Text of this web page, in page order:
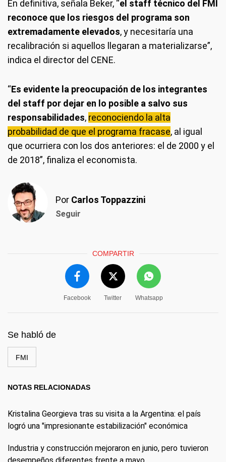
En definitiva, señala Beker, “el staff técnico del FMI
reconoce que los riesgos del programa son
extremadamente elevados, y necesitaría una
recalibración si aquellos llegaran a materializarse”,
indica el director del CENE.
“Es evidente la preocupación de los integrantes
del staff por dejar en lo posible a salvo sus
responsabilidades, reconociendo la alta
probabilidad de que el programa fracase, al igual
que ocurriera con los dos anteriores: el de 2000 y el
de 2018”, finaliza el economista.
Por Carlos Toppazzini
Seguir
COMPARTIR
Facebook Twitter Whatsapp
Se habló de
FMI
NOTAS RELACIONADAS
Kristalina Georgieva tras su visita a la Argentina: el país
logró una "impresionante estabilización" económica
Industria y construcción mejoraron en junio, pero tuvieron